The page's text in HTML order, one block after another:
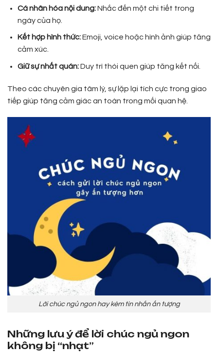
Cá nhân hóa nội dung:Nhắc đến một chi tiết trong
ngày của họ.
Kết hợp hình thức:Emoji, voice hoặc hình ảnh giúp tăng
cảm xúc.
Giữ sự nhất quán:Duy trì thói quen giúp tăng kết nối.
Theo các chuyên gia tâm lý, sự lặp lại tích cực trong giao
tiếp giúp tăng cảm giác an toàn trong mối quan hệ.
Lời chúc ngủ ngon hay kèm tin nhắn ấn tượng
Những lưu ý để lời chúc ngủ ngon
không bị “nhạt”